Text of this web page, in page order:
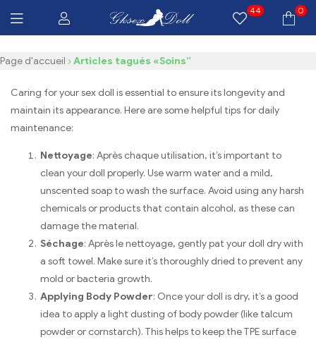
44 0
Livraison GRATUITE $100 Tous les produits
Page d'accueil Articles tagués «Soins”
Caring for your sex doll is essential to ensure its longevity and
maintain its appearance. Here are some helpful tips for daily
maintenance:
Nettoyage: Après chaque utilisation, it’s important to
clean your doll properly. Use warm water and a mild,
unscented soap to wash the surface. Avoid using any harsh
chemicals or products that contain alcohol, as these can
damage the material.
Séchage: Après le nettoyage, gently pat your doll dry with
a soft towel. Make sure it’s thoroughly dried to prevent any
mold or bacteria growth.
Applying Body Powder: Once your doll is dry, it’s a good
idea to apply a light dusting of body powder (like talcum
powder or cornstarch). This helps to keep the TPE surface